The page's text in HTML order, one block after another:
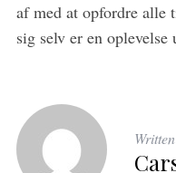
af med at opfordre alle
sig selv er en